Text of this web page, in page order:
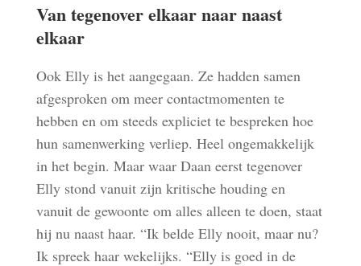
Van tegenover elkaar naar naast
elkaar
Ook Elly is het aangegaan. Ze hadden samen
afgesproken om meer contactmomenten te
hebben en om steeds expliciet te bespreken hoe
hun samenwerking verliep. Heel ongemakkelijk
in het begin. Maar waar Daan eerst tegenover
Elly stond vanuit zijn kritische houding en
vanuit de gewoonte om alles alleen te doen, staat
hij nu naast haar. “Ik belde Elly nooit, maar nu?
Ik spreek haar wekelijks. “Elly is goed in de